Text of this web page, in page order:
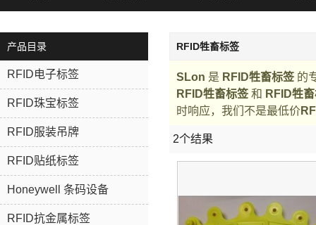
产品目录
RFID电子标签
RFID珠宝标签
RFID服装吊牌
RFID贴纸标签
Honeywell 条码设备
RFID抗金属标签
RFID牲畜标签
SLon 是 RFID牲畜标签 的
RFID牲畜标签 和 RFID牲
时响应，我们不是最低价
2个结果